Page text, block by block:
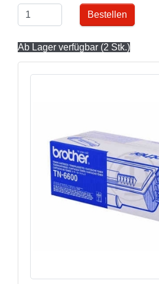
Bestellen
Ab Lager verfügbar (2 Stk.)